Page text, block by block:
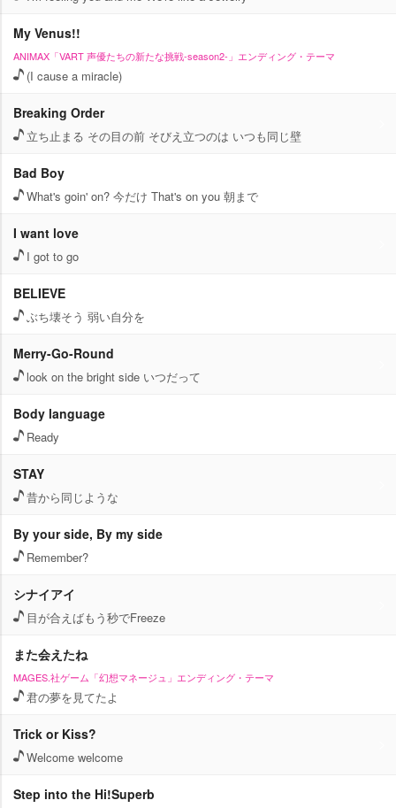
My Venus!!
ANIMAX「VART 声優たちの新たな挑戦-season2-」エンディング・テーマ
(I cause a miracle)
Breaking Order
立ち止まる その目の前 そびえ立つのは いつも同じ壁
Bad Boy
What's goin' on? 今だけ That's on you 朝まで
I want love
I got to go
BELIEVE
ぶち壊そう 弱い自分を
Merry-Go-Round
look on the bright side いつだって
Body language
Ready
STAY
昔から同じような
By your side, By my side
Remember?
シナイアイ
目が合えばもう秒でFreeze
また会えたね
MAGES.社ゲーム「幻想マネージュ」エンディング・テーマ
君の夢を見てたよ
Trick or Kiss?
Welcome welcome
Step into the Hi!Superb